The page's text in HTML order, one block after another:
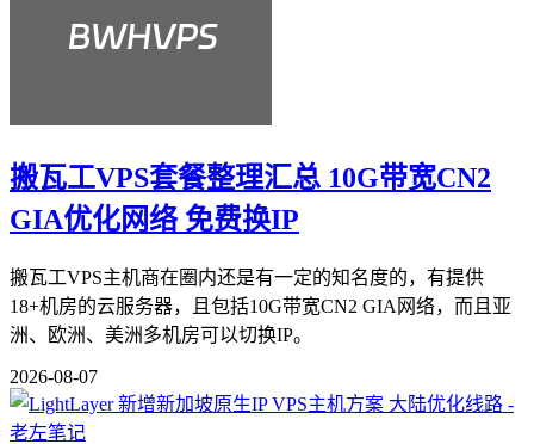
搬瓦工VPS套餐整理汇总 10G带宽CN2
GIA优化网络 免费换IP
搬瓦工VPS主机商在圈内还是有一定的知名度的，有提供
18+机房的云服务器，且包括10G带宽CN2 GIA网络，而且亚
洲、欧洲、美洲多机房可以切换IP。
2026-08-07